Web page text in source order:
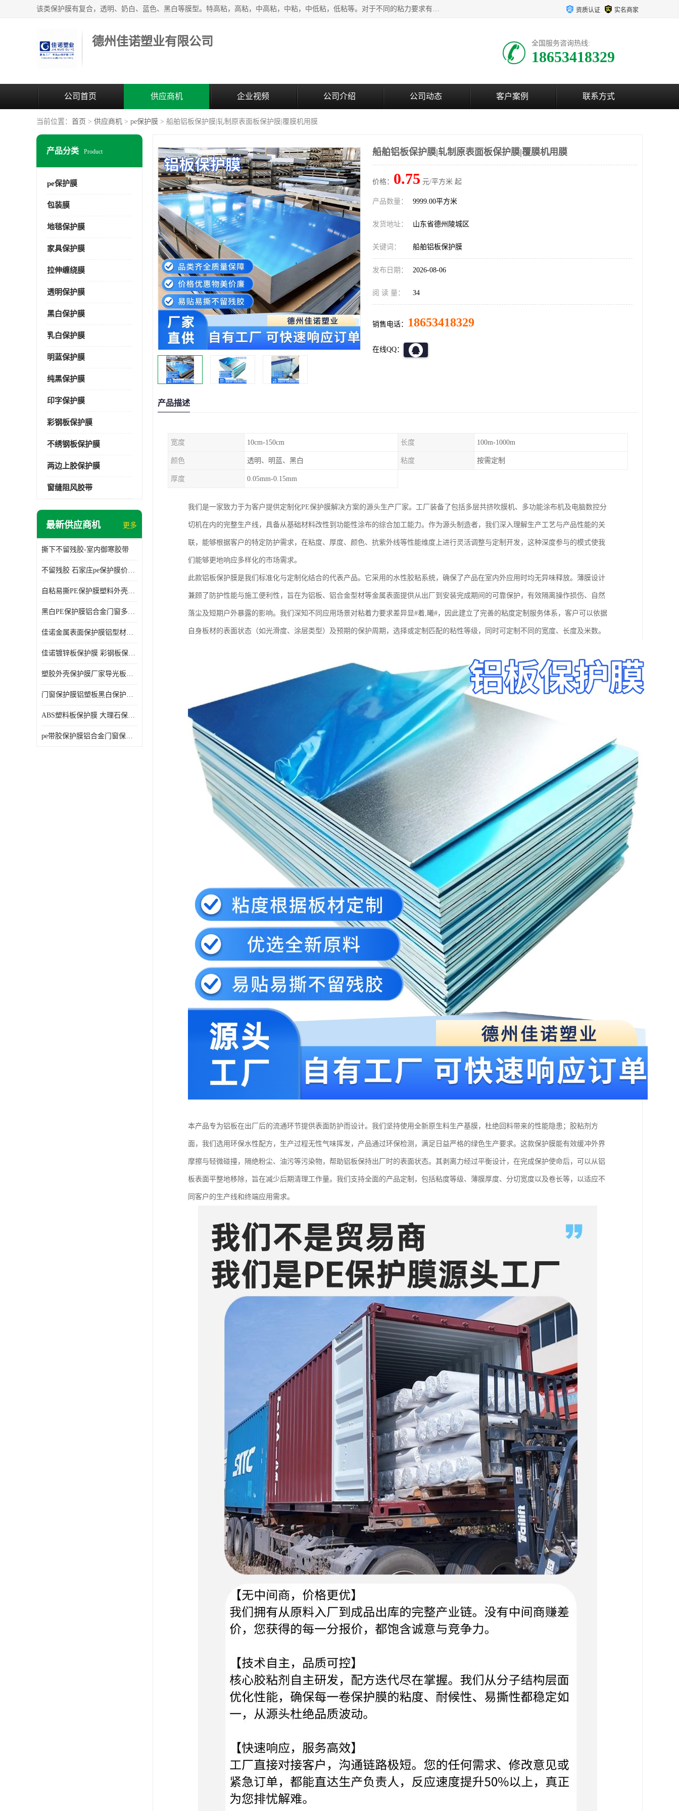
该类保护膜有复合，透明、奶白、蓝色、黑白等膜型。特高粘，高粘，中高粘，中粘，中低粘，低粘等。对于不同的粘力要求有相应的产品相适配。无胶渍残留污染。在较宽的收卷幅度下平整无皱纹，收卷长度大，利于机械化及自动化施工粘贴。为您的产品提供的表面保护解决方案。 产品广泛适用于：铝材、不锈钢、金属、塑料、电子、家电、家具、玻璃、化工材料、装饰材料等。 资质认证 实名商家
德州佳诺塑业有限公司 全国服务咨询热线:
18653418329
公司首页 供应商机 企业视频 公司介绍 公司动态 客户案例 联系方式
当前位置： 首页 > 供应商机 > pe保护膜 > 船舶铝板保护膜|轧制原表面板保护膜|覆膜机用膜
产品分类 Product
pe保护膜
包装膜
地毯保护膜
家具保护膜
拉伸缠绕膜
透明保护膜
黑白保护膜
乳白保护膜
明蓝保护膜
纯黑保护膜
印字保护膜
彩钢板保护膜
不绣钢板保护膜
两边上胶保护膜
窗缝阻风胶带
最新供应商机 更多
撕下不留残胶-室内御寒胶带
不留残胶 石家庄pe保护膜价格 塑料薄膜
自粘易撕PE保护膜塑料外壳导光板亚克力板膜操作方便
黑白PE保护膜铝合金门窗多种颜色支持定制生产
佳诺金属表面保护膜铝型材保护膜不留残胶铝合金窗框保护胶带
佳诺镀锌板保护膜 彩钢板保护pe保护膜
塑胶外壳保护膜厂家导光板保护膜 铝单板保护膜胶带易撕不留胶
门窗保护膜铝塑板黑白保护膜外墙保温板保护膜
ABS塑料板保护膜 大理石保护膜 缠鱼竿保护膜
pe带胶保护膜铝合金门窗保护不锈钢板保护膜大理石建筑材料保护
船舶铝板保护膜|轧制原表面板保护膜|覆膜机用膜
价格： 0.75 元/平方米 起
产品数量： 9999.00平方米
发货地址： 山东省德州陵城区
关键词： 船舶铝板保护膜
发布日期： 2026-08-06
阅 读 量： 34
销售电话： 18653418329
在线QQ：
产品描述
宽度 10cm-150cm 长度 100m-1000m
颜色 透明、明蓝、黑白 粘度 按需定制
厚度 0.05mm-0.15mm
我们是一家致力于为客户提供定制化PE保护膜解决方案的源头生产厂家。工厂装备了包括多层共挤吹膜机、多功能涂布机及电脑数控分
切机在内的完整生产线，具备从基础材料改性到功能性涂布的综合加工能力。作为源头制造者，我们深入理解生产工艺与产品性能的关
联，能够根据客户的特定防护需求，在粘度、厚度、颜色、抗紫外线等性能维度上进行灵活调整与定制开发，这种深度参与的模式使我
们能够更地响应多样化的市场需求。
此款铝板保护膜是我们标准化与定制化结合的代表产品。它采用的水性胶粘系统，确保了产品在室内外应用时均无异味释放。薄膜设计
兼顾了防护性能与施工便利性，旨在为铝板、铝合金型材等金属表面提供从出厂到安装完成期间的可靠保护，有效隔离操作损伤、自然
落尘及短期户外暴露的影响。我们深知不同应用场景对粘着力要求差异显#着,曦#，因此建立了完善的粘度定制服务体系，客户可以依据
自身板材的表面状态（如光滑度、涂层类型）及预期的保护周期，选择或定制匹配的粘性等级，同时可定制不同的宽度、长度及米数。
本产品专为铝板在出厂后的流通环节提供表面防护而设计。我们坚持使用全新原生料生产基膜，杜绝回料带来的性能隐患；胶粘剂方
面，我们选用环保水性配方，生产过程无性气味挥发，产品通过环保检测，满足日益严格的绿色生产要求。这款保护膜能有效缓冲外界
摩擦与轻微碰撞，隔绝粉尘、油污等污染物，帮助铝板保持出厂时的表面状态。其剥离力经过平衡设计，在完成保护使命后，可以从铝
板表面平整地移除，旨在减少后期清理工作量。我们支持全面的产品定制，包括粘度等级、薄膜厚度、分切宽度以及卷长等，以适应不
同客户的生产线和终端应用需求。